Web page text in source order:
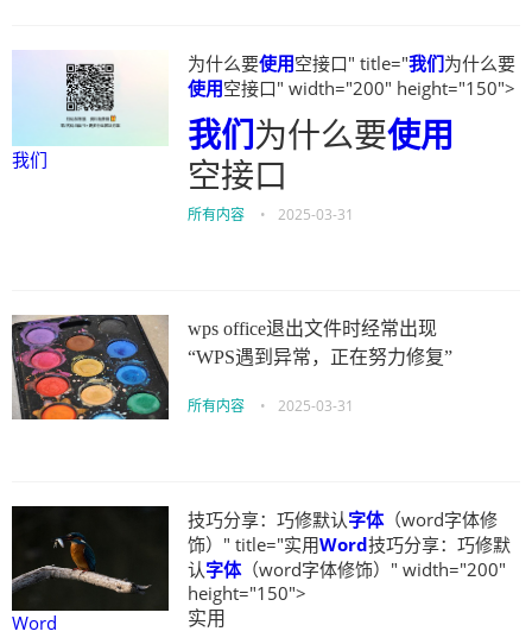
我们
为什么要使用空接口" title="我们为什么要
使用空接口" width="200" height="150">
我们为什么要使用
空接口
所有内容 • 2025-03-31
wps office退出文件时经常出现
“WPS遇到异常，正在努力修复”
所有内容 • 2025-03-31
Word
技巧分享：巧修默认字体（word字体修
饰）" title="实用Word技巧分享：巧修默
认字体（word字体修饰）" width="200"
height="150">
实用